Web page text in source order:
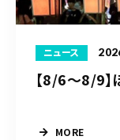
ニュース
【8/6〜8/9
MORE